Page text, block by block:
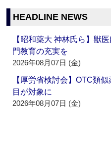
HEADLINE NEWS
【昭和薬大 神林氏ら】獣
門教育の充実を
2026年08月07日 (金)
【厚労省検討会】OTC類
目が対象に
2026年08月07日 (金)